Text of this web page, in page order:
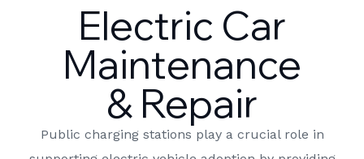
Electric Car
Maintenance
& Repair
Public charging stations play a crucial role in